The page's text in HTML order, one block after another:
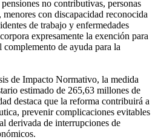
no contributivas, personas
menores con discapacidad reconocida
de trabajo y enfermedades
expresamente la exención para
complemento de ayuda para la
de Impacto Normativo, la medida
estimado de 265,63 millones de
destaca que la reforma contribuirá a
prevenir complicaciones evitables
derivada de interrupciones de